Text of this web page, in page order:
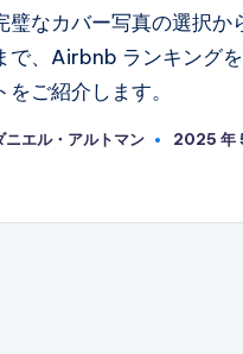
璧なカバー写真の選択か
で、Airbnb ランキング
をご紹介します。
ニエル・アルトマン 2025 年